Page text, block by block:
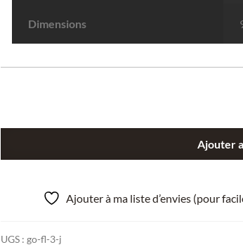
Dimensions
ferrifère,
Ajouter
Ajouter à ma liste d’envies (pour
UGS : go-fl-3-j